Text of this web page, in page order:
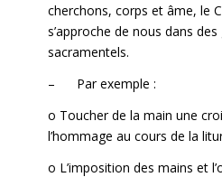
cherchons, corps et âme, le
s’approche de nous dans
sacramentels.
– Par exemple :
o Toucher de la main une
l’hommage au cours de la
o L’imposition des mains et